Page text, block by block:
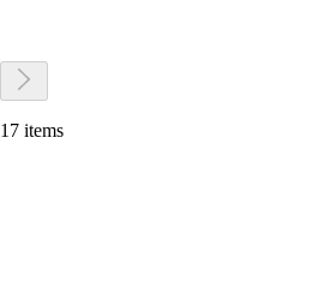
17 items